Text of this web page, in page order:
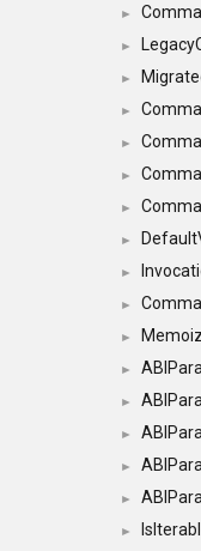
►
►
►
►
►
►
►
►
►
►
►
►
►
►
►
►
►